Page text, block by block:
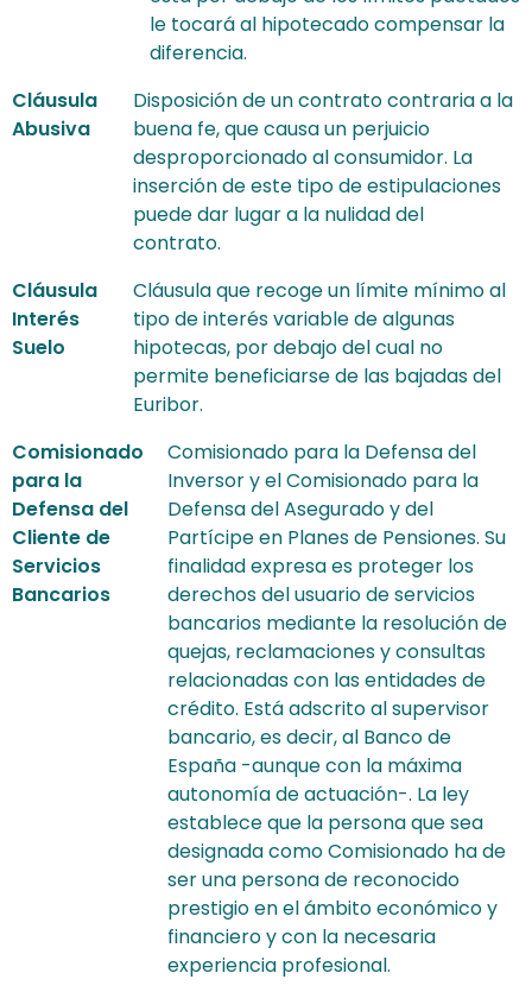
le tocará al hipotecado compensar la
diferencia.
Cláusula
Abusiva
Disposición de un contrato contraria a la
buena fe, que causa un perjuicio
desproporcionado al consumidor. La
inserción de este tipo de estipulaciones
puede dar lugar a la nulidad del
contrato.
Cláusula
Interés
Suelo
Cláusula que recoge un límite mínimo al
tipo de interés variable de algunas
hipotecas, por debajo del cual no
permite beneficiarse de las bajadas del
Euribor.
Comisionado
para la
Defensa del
Cliente de
Servicios
Bancarios
Comisionado para la Defensa del
Inversor y el Comisionado para la
Defensa del Asegurado y del
Partícipe en Planes de Pensiones. Su
finalidad expresa es proteger los
derechos del usuario de servicios
bancarios mediante la resolución de
quejas, reclamaciones y consultas
relacionadas con las entidades de
crédito. Está adscrito al supervisor
bancario, es decir, al Banco de
España -aunque con la máxima
autonomía de actuación-. La ley
establece que la persona que sea
designada como Comisionado ha de
ser una persona de reconocido
prestigio en el ámbito económico y
financiero y con la necesaria
experiencia profesional.